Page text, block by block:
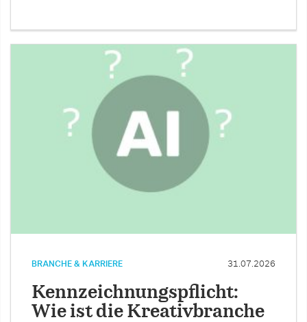
BRANCHE & KARRIERE 31.07.2026
Kennzeichnungspflicht:
Wie ist die Kreativbranche